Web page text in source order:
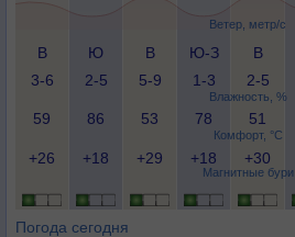
Ветер, метр/с
Влажность, %
Комфорт, °C
Магнитные бури
В
3-6
Ю
2-5
В
5-9
Ю-З
1-3
В
2-5
59 86 53 78 51
+26 +18 +29 +18 +30
Погода сегодня